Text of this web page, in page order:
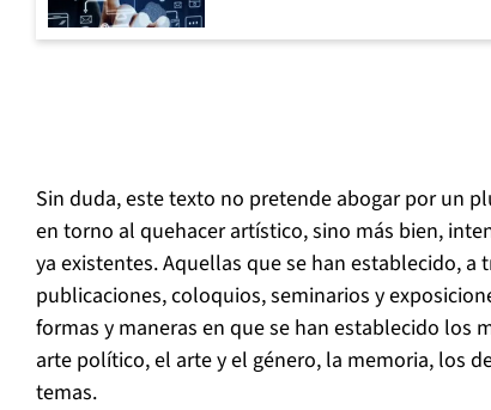
Sin duda, este texto no pretende abogar por un
en torno al quehacer artístico, sino más bien,
ya existentes. Aquellas que se han establecido, a
publicaciones, coloquios, seminarios y
formas y maneras en que se han establecido los
arte político, el arte y el género, la memoria, los
temas.